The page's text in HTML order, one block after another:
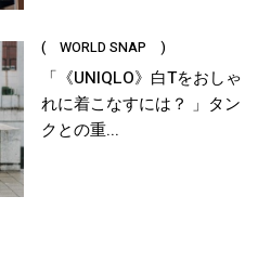
( WORLD SNAP )
「《UNIQLO》白Tをおしゃ
れに着こなすには？ 」タン
クとの重...